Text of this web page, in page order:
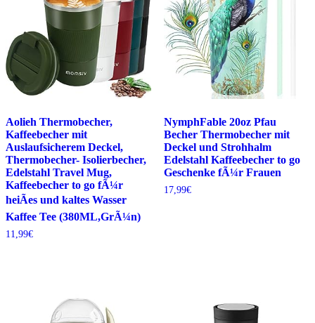
Aolieh Thermobecher,
Kaffeebecher mit
Auslaufsicherem Deckel,
Thermobecher- Isolierbecher,
Edelstahl Travel Mug,
Kaffeebecher to go fÃ¼r
heiÃes und kaltes Wasser
Kaffee Tee (380ML,GrÃ¼n)
11,99€
NymphFable 20oz Pfau
Becher Thermobecher mit
Deckel und Strohhalm
Edelstahl Kaffeebecher to go
Geschenke fÃ¼r Frauen
17,99€